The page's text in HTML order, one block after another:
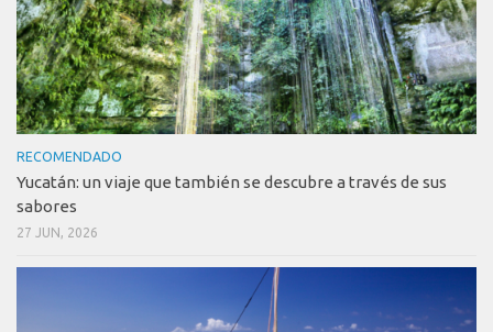
RECOMENDADO
Yucatán: un viaje que también se descubre a través de sus
sabores
27 JUN, 2026